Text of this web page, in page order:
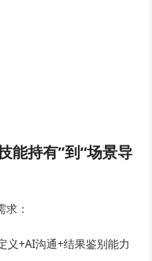
能持有”到“场景导
：
义+AI沟通+结果鉴别能力